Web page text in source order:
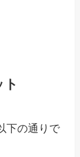
下の通りで